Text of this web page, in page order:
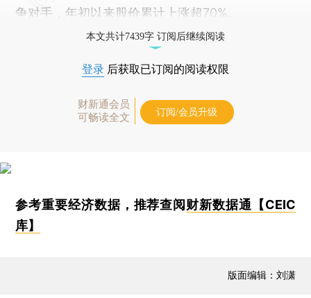
争对手，年初以来股价累计上涨超70%。
本文共计7439字 订阅后继续阅读
登录 后获取已订阅的阅读权限
财新通会员
可畅读全文
订阅/会员升级
参考重要经济数据，推荐查阅 财新数据通【CEIC
库】
版面编辑：刘潇